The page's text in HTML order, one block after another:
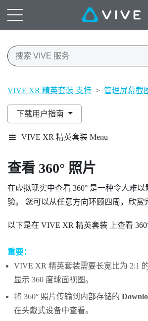
VIVE XR 精英套装 支持 > 管理屏幕截
下载用户指南
VIVE XR 精英套装 Menu
查看 360° 照片
在虚拟现实中查看 360° 是一种令人难
验。 您可以从任意方向环顾四周，欣赏
以下是在 VIVE XR 精英套装 上查看
重要：
VIVE XR 精英套装需要长宽比为 2:1
显示 360 度球面视图。
将 360° 照片传输到内部存储的
在头戴式设备中查看。